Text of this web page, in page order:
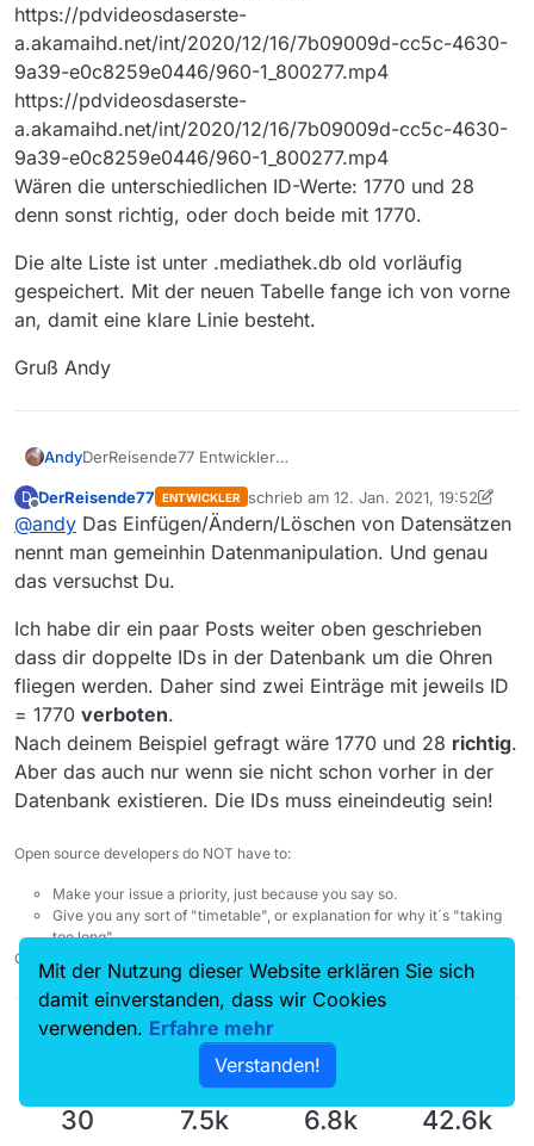
https://pdvideosdaserste-
a.akamaihd.net/int/2020/12/16/7b09009d-cc5c-4630-
9a39-e0c8259e0446/960-1_800277.mp4
https://pdvideosdaserste-
a.akamaihd.net/int/2020/12/16/7b09009d-cc5c-4630-
9a39-e0c8259e0446/960-1_800277.mp4
Wären die unterschiedlichen ID-Werte: 1770 und 28
denn sonst richtig, oder doch beide mit 1770.
Die alte Liste ist unter .mediathek.db old vorläufig
gespeichert. Mit der neuen Tabelle fange ich von vorne
an, damit eine klare Linie besteht.
Gruß Andy
AndyDerReisende77 Entwickler
“DB Browser for SQLite” zusammenlegen.:
Ich nehme an, dass diese Antwort an mich gerichtet ist,
und nicht an sich selbst.
Auch habe ich das Gefühl, dass wir aneinander
vorbeireden. Mit meiner letzten Anfrage hatte ich nicht
die Absicht, die DB zu manipulieren und/oder damit zu
Erfahrung. Eben sowenig habe ich mich nicht
entschieden und Ratschläge nehme ich gerne an.
Nur wollte ich wissen, ob der ID-Wert aus der alten Liste
(history.db 26.07.2020 - 07.01.2021) die gleiche sein
müsste wie in der Aktuellen.
ID Datum Thema Titel
1770 2021-01-07 Hubert ohne Staller Milchmord (145) alte
Liste: (history.db 26.07.2020 - 07.01.2021)
28 2021-01-07 Hubert ohne Staller Milchmord (145)
Die URL’s sind bei beiden gleich.
a.akamaihd.net/int/2020/12/16/7b09009d-cc5c-4630-
9a39-e0c8259e0446/960-1_800277.mp4
https://pdvideosdaserste-
a.akamaihd.net/int/2020/12/16/7b09009d-cc5c-4630-
Wären die unterschiedlichen ID-Werte: 1770 und 28 denn
sonst richtig, oder doch beide mit 1770.
Die alte Liste ist unter .mediathek.db old vorläufig
gespeichert. Mit der neuen Tabelle fange ich von vorne
an, damit eine klare Linie besteht.
Gruß Andy
D
Offline
DerReisende77 ENTWICKLER schrieb am 12. Jan. 2021, 19:52
zuletzt editiert von DerReisende77
@andy Das Einfügen/Ändern/Löschen von Datensätzen
nennt man gemeinhin Datenmanipulation. Und genau
das versuchst Du.
Ich habe dir ein paar Posts weiter oben geschrieben
dass dir doppelte IDs in der Datenbank um die Ohren
fliegen werden. Daher sind zwei Einträge mit jeweils ID
= 1770 verboten.
Nach deinem Beispiel gefragt wäre 1770 und 28 richtig.
Aber das auch nur wenn sie nicht schon vorher in der
Datenbank existieren. Die IDs muss eineindeutig sein!
Open source developers do NOT have to:
Make your issue a priority, just because you say so.
Give you any sort of "timetable", or explanation for why it´s "taking
too long".
Check your entitlement. Nobody owes you anything.
30 7.5k 6.8k 42.6k
Mit der Nutzung dieser Website erklären Sie sich
damit einverstanden, dass wir Cookies
verwenden. Erfahre mehr
Verstanden!